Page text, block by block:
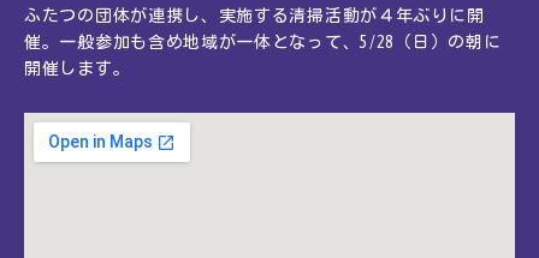
ふたつの団体が連携し、実施する清掃活動が４年ぶりに開
催。一般参加も含め地域が一体となって、5/28（日）の朝に
開催します。